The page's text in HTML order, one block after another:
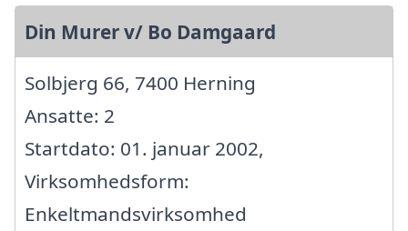
Din Murer v/ Bo Damgaard
Solbjerg 66, 7400 Herning
Ansatte: 2
Startdato: 01. januar 2002,
Virksomhedsform:
Enkeltmandsvirksomhed